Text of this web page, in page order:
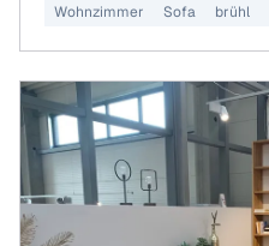
Wohnzimmer Sofa brühl